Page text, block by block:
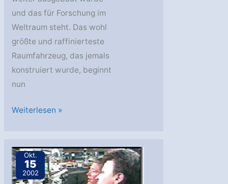
und das für Forschung im
Weltraum steht. Das wohl
größte und raffinierteste
Raumfahrzeug, das jemals
konstruiert wurde, beginnt
nun
ISS
Weiterlesen »
Okt.
15
2002